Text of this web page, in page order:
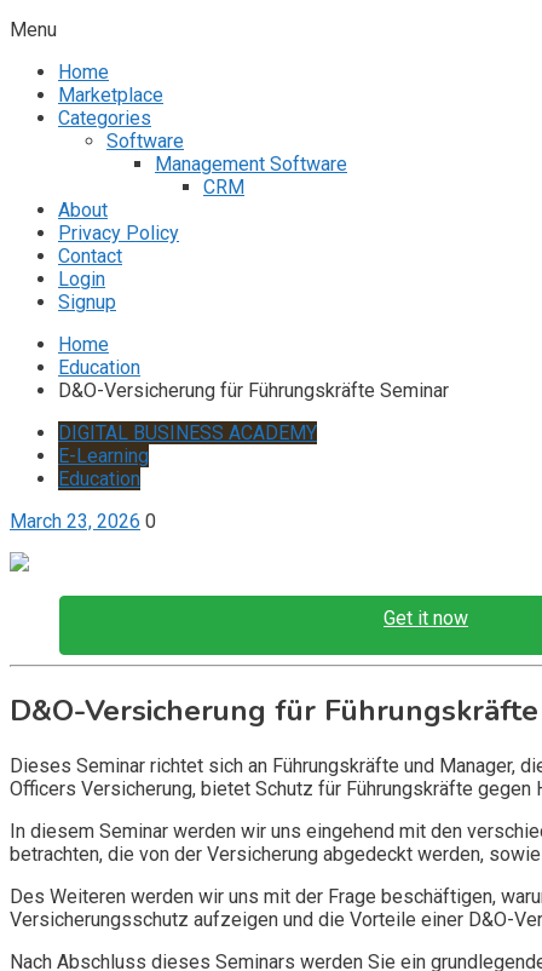
Menu
Home
Marketplace
Categories
Software
Management Software
CRM
About
Privacy Policy
Contact
Login
Signup
Home
Education
D&O-Versicherung für Führungskräfte Seminar
DIGITAL BUSINESS ACADEMY
E-Learning
Education
March 23, 2026 0
Get it now
D&O-Versicherung für
Dieses Seminar richtet sich an Führungskräfte und Manager,
Officers Versicherung, bietet Schutz für Führungskräfte
In diesem Seminar werden wir uns eingehend mit den
betrachten, die von der Versicherung abgedeckt werden,
Des Weiteren werden wir uns mit der Frage beschäftigen,
Versicherungsschutz aufzeigen und die Vorteile einer D&O-
Nach Abschluss dieses Seminars werden Sie ein